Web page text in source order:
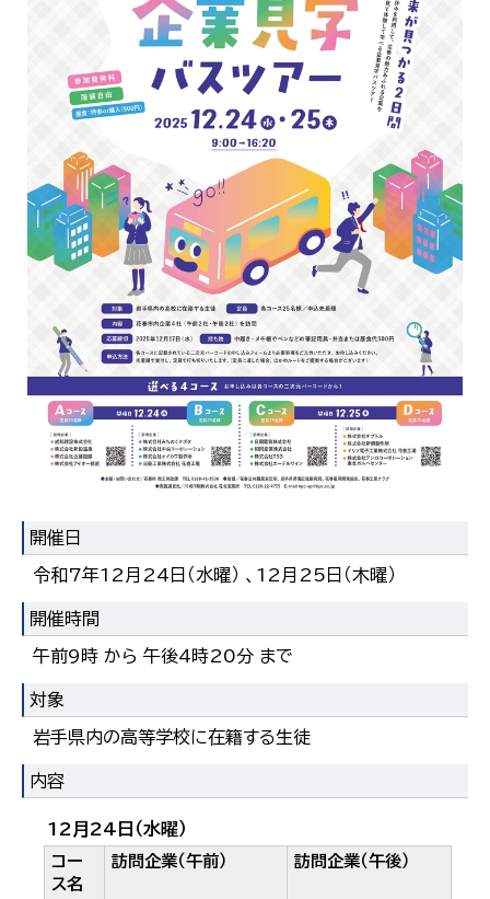
開催日
令和7年12月24日（水曜） 、12月25日（木曜）
開催時間
午前9時 から 午後4時20分 まで
対象
岩手県内の高等学校に在籍する生徒
内容
12月24日（水曜）
コー
ス名
訪問企業（午前） 訪問企業（午後）